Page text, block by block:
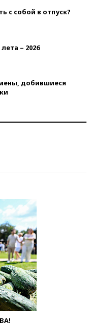
с собой в отпуск?
– 2026
добившиеся